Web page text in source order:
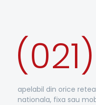
apelabil din orice retea
nationala, fixa sau